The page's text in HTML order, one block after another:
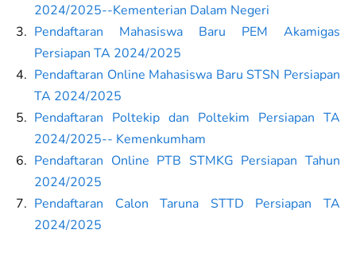
2024/2025--Kementerian Dalam Negeri
Pendaftaran Mahasiswa Baru PEM Akamigas
Persiapan TA 2024/2025
Pendaftaran Online Mahasiswa Baru STSN Persiapan
TA 2024/2025
Pendaftaran Poltekip dan Poltekim Persiapan TA
2024/2025-- Kemenkumham
Pendaftaran Online PTB STMKG Persiapan Tahun
2024/2025
Pendaftaran Calon Taruna STTD Persiapan TA
2024/2025